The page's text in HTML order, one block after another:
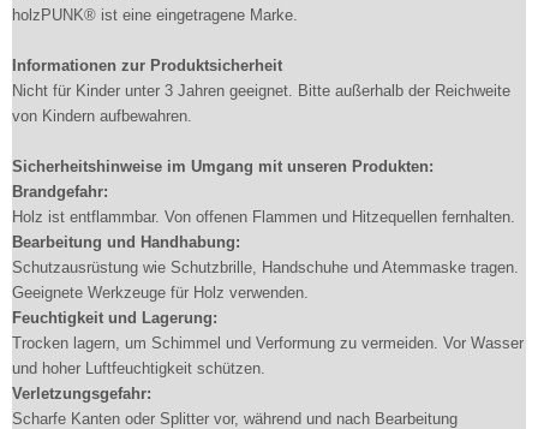
holzPUNK® ist eine eingetragene Marke.
Informationen zur Produktsicherheit
Nicht für Kinder unter 3 Jahren geeignet. Bitte außerhalb der Reichweite
von Kindern aufbewahren.
Sicherheitshinweise im Umgang mit unseren Produkten:
Brandgefahr:
Holz ist entflammbar. Von offenen Flammen und Hitzequellen fernhalten.
Bearbeitung und Handhabung:
Schutzausrüstung wie Schutzbrille, Handschuhe und Atemmaske tragen.
Geeignete Werkzeuge für Holz verwenden.
Feuchtigkeit und Lagerung:
Trocken lagern, um Schimmel und Verformung zu vermeiden. Vor Wasser
und hoher Luftfeuchtigkeit schützen.
Verletzungsgefahr:
Scharfe Kanten oder Splitter vor, während und nach Bearbeitung